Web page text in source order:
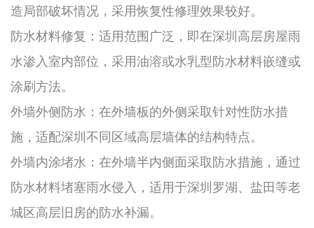
造局部破坏情况，采用恢复性修理效果较好。
防水材料修复：适用范围广泛，即在深圳高层房屋雨
水渗入室内部位，采用油溶或水乳型防水材料嵌缝或
涂刷方法。
外墙外侧防水：在外墙板的外侧采取针对性防水措
施，适配深圳不同区域高层墙体的结构特点。
外墙内涂堵水：在外墙半内侧面采取防水措施，通过
防水材料堵塞雨水侵入，适用于深圳罗湖、盐田等老
城区高层旧房的防水补漏。